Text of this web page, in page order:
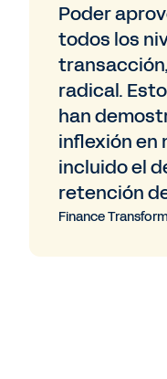
Poder
todos los
radical.
han
inflexión en
incluido el
retención
Finance